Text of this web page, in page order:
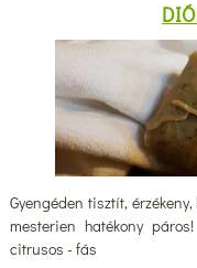
Gyengéden tisztít,
mesterien hatékony
citrusos - fás